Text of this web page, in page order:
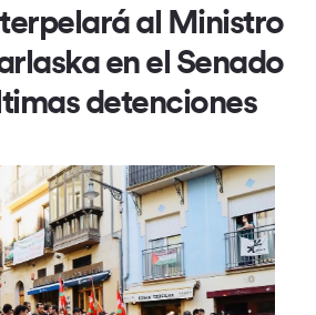
al Ministro
en el Senado
detenciones